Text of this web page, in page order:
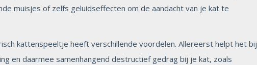
muisjes of zelfs geluidseffecten om de aandacht van je kat te
kattenspeeltje heeft verschillende voordelen. Allereerst helpt het bij
en daarmee samenhangend destructief gedrag bij je kat, zoals